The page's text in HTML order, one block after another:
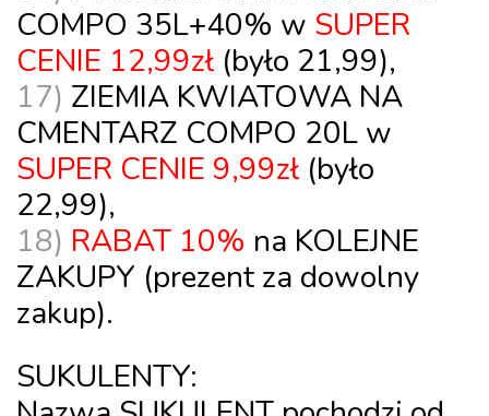
COMPO 35L+40% w SUPER
CENIE 12,99zł (było 21,99),
17) ZIEMIA KWIATOWA NA
CMENTARZ COMPO 20L w
SUPER CENIE 9,99zł (było
22,99),
18) RABAT 10% na KOLEJNE
ZAKUPY (prezent za dowolny
zakup).
SUKULENTY: